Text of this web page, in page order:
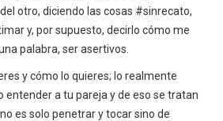
otro, diciendo las cosas #sinrecato,
y, por supuesto, decirlo cómo me
palabra, ser asertivos.
y cómo lo quieres; lo realmente
entender a tu pareja y de eso se tratan
es solo penetrar y tocar sino de